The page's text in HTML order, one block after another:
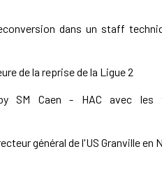
dans un staff
de la reprise de la Ligue 2
SM Caen - HAC avec les
général de l'US Granville en